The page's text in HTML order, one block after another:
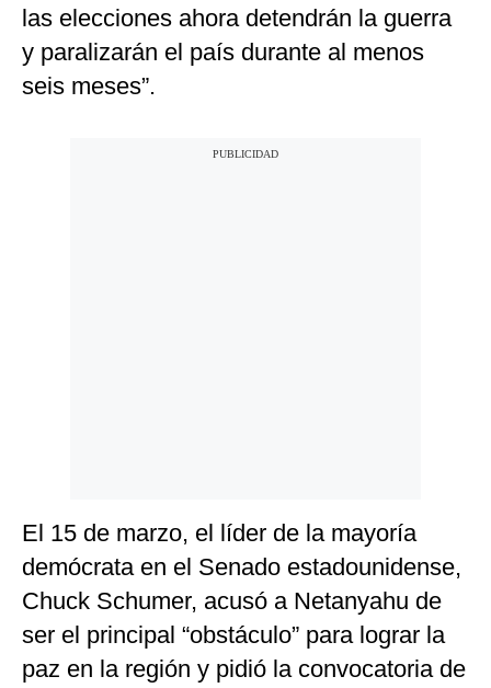
las elecciones ahora detendrán la guerra
y paralizarán el país durante al menos
seis meses”.
El 15 de marzo, el líder de la mayoría
demócrata en el Senado estadounidense,
Chuck Schumer, acusó a Netanyahu de
ser el principal “obstáculo” para lograr la
paz en la región y pidió la convocatoria de